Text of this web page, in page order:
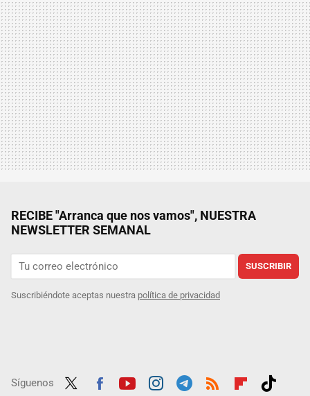
RECIBE "Arranca que nos vamos", NUESTRA
NEWSLETTER SEMANAL
SUSCRIBIR
Suscribiéndote aceptas nuestra política de privacidad
Síguenos